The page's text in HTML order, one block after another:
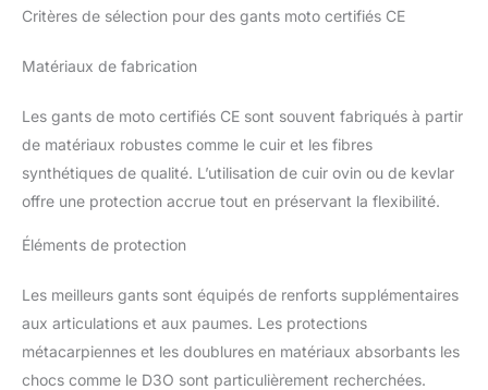
Critères de sélection pour des gants moto certifiés CE
Matériaux de fabrication
Les gants de moto certifiés CE sont souvent fabriqués à partir
de matériaux robustes comme le cuir et les fibres
synthétiques de qualité. L’utilisation de cuir ovin ou de kevlar
offre une protection accrue tout en préservant la flexibilité.
Éléments de protection
Les meilleurs gants sont équipés de renforts supplémentaires
aux articulations et aux paumes. Les protections
métacarpiennes et les doublures en matériaux absorbants les
chocs comme le D3O sont particulièrement recherchées.